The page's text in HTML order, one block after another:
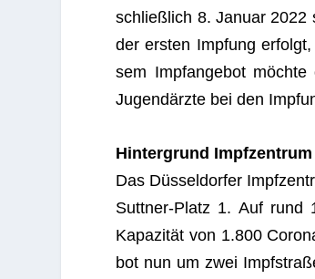
schließ­lich 8. Januar 2022
der ers­ten Imp­fung
sem Impf­an­ge­bot
Jugend­ärzte bei den
Hin­ter­grund Impf­zen­trum
Das Düs­sel­dor­fer
Sutt­ner-Platz 1. Auf rund
Kapa­zi­tät von 1.800
bot nun um zwei